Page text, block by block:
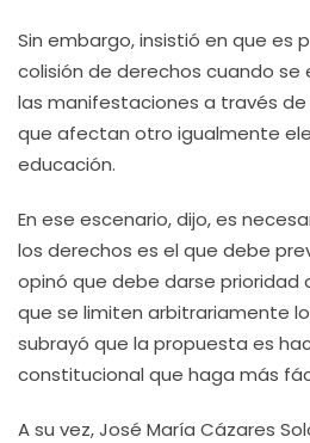
Sin embargo, insistió en que es
colisión de derechos cuando
las manifestaciones a través de
que afectan otro igualmente
educación.
En ese escenario, dijo, es
los derechos es el que debe
opinó que debe darse prioridad
que se limiten arbitrariamente
subrayó que la propuesta es
constitucional que haga más
A su vez, José María Cázares